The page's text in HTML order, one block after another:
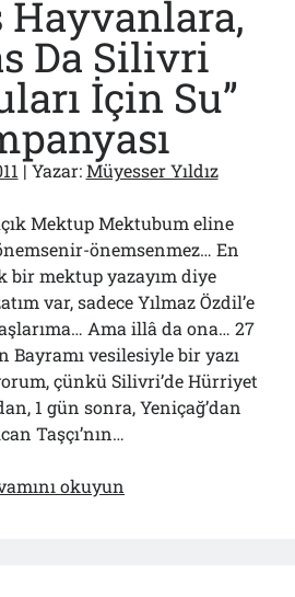
Hayvanlara,
Da Silivri
İçin Su”
| Yazar:Müyesser Yıldız
Mektup Mektubum eline
önemsenmez… En
bir mektup yazayım diye
var, sadece Yılmaz Özdil’e
Ama illâ da ona… 27
Bayramı vesilesiyle bir yazı
çünkü Silivri’de Hürriyet
1 gün sonra, Yeniçağ’dan
Taşçı’nın…
okuyun